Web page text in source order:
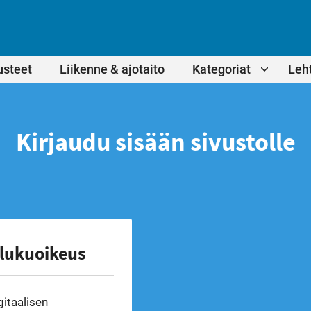
Liikenne & ajotaito Kategoriat
Kirjaudu sisään sivustolle